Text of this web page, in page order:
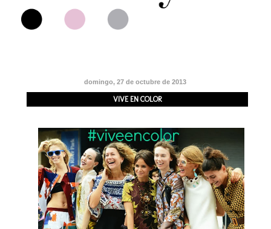
domingo, 27 de octubre de 2013
VIVE EN COLOR